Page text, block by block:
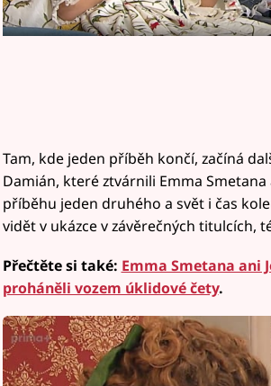
Tam, kde jeden příběh končí, začíná
Damián, které ztvárnili Emma
příběhu jeden druhého a svět i čas
vidět v ukázce v závěrečných titulcích,
Přečtěte si také: Emma Smetana ani
proháněli vozem úklidové čety.